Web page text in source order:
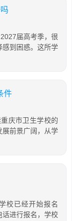
届高考季，很
感到困惑。这所学
件
庆市卫生学校的
展前景广阔，从学
校已经开始报名
话进行报名，学校